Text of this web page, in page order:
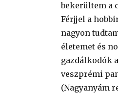
bekerültem a
Férjjel a
nagyon
életemet és
gazdálkodók
veszprémi
(Nagyanyám